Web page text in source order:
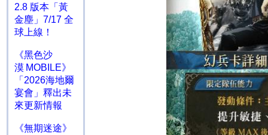
2.8 版本「黃
金塵」7/17 全
球上線！
《黑色沙
漠 MOBILE》
「2026海地爾
宴會」釋出未
來更新情報
《無期迷途》